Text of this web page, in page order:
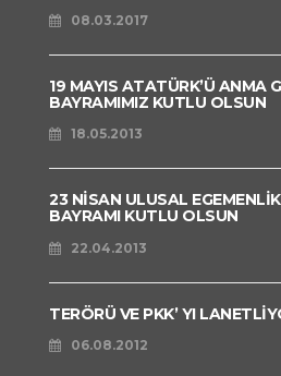
08.03.2017
19 MAYIS ATATÜRK’Ü ANMA
BAYRAMIMIZ KUTLU OLSUN
18.05.2013
23 NİSAN ULUSAL
BAYRAMI KUTLU OLSUN
22.04.2013
TERÖRÜ VE PKK’ YI
06.08.2012